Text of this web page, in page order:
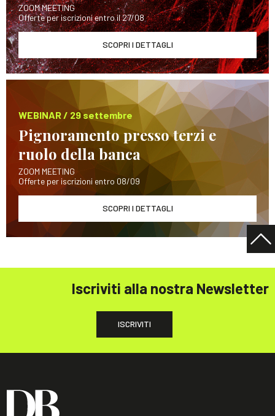
ZOOM MEETING
Offerte per iscrizioni entro il 27/08
SCOPRI I DETTAGLI
WEBINAR / 29 settembre
Pignoramento presso terzi e
ruolo della banca
ZOOM MEETING
Offerte per iscrizioni entro 08/09
SCOPRI I DETTAGLI
Iscriviti alla nostra Newsletter
ISCRIVITI